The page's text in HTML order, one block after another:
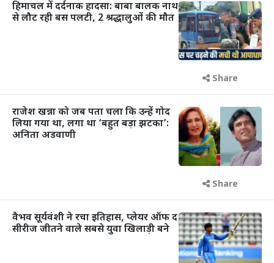
हिमाचल में दर्दनाक हादसा: बाबा बालक नाथ
से लौट रही बस पलटी, 2 श्रद्धालुओं की मौत
Share
राजेश खन्ना को जब पता चला कि उन्हें गोद
लिया गया था, लगा था ‘बहुत बड़ा झटका’:
अनिता अडवाणी
Share
वैभव सूर्यवंशी ने रचा इतिहास, प्लेयर ऑफ द
सीरीज जीतने वाले सबसे युवा खिलाड़ी बने